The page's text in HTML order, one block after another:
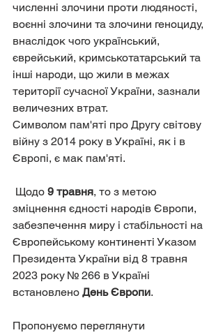
численні злочини проти людяності,
воєнні злочини та злочини геноциду,
внаслідок чого український,
єврейський, кримськотатарський та
інші народи, що жили в межах
території сучасної України, зазнали
величезних втрат.
Символом пам'яті про Другу світову
війну з 2014 року в Україні, як і в
Європі, є мак пам'яті.
Щодо 9 травня, то з метою
зміцнення єдності народів Європи,
забезпечення миру і стабільності на
Європейському континенті Указом
Президента України від 8 травня
2023 року № 266 в Україні
встановлено День Європи.
Пропонуємо переглянути